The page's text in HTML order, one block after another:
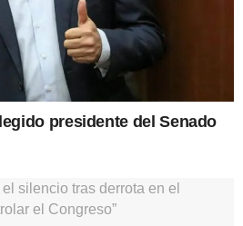
presidente del Senado